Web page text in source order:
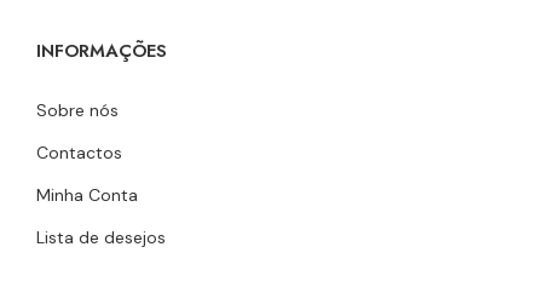
INFORMAÇÕES
Sobre nós
Contactos
Minha Conta
Lista de desejos